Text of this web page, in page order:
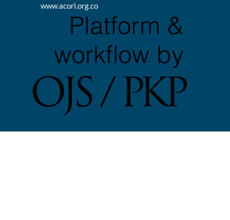
www.acorl.org.co